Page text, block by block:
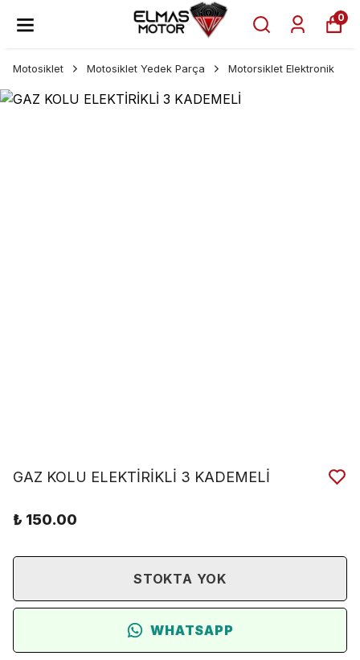
0
Motosiklet Motosiklet Yedek Parça Motorsiklet Elektronik
GAZ KOLU ELEKTİRİKLİ 3 KADEMELİ
₺ 150.00
STOKTA YOK
WHATSAPP